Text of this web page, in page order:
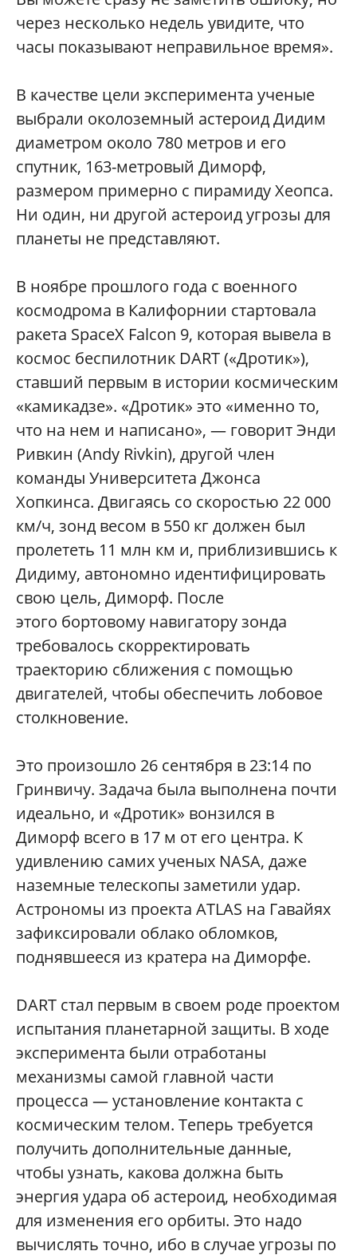
через несколько недель увидите, что
часы показывают неправильное время».
В качестве цели эксперимента ученые
выбрали околоземный астероид Дидим
диаметром около 780 метров и его
спутник, 163-метровый Диморф,
размером примерно с пирамиду Хеопса.
Ни один, ни другой астероид угрозы для
планеты не представляют.
В ноябре прошлого года с военного
космодрома в Калифорнии стартовала
ракета SpaceX Falcon 9, которая вывела в
космос беспилотник DART («Дротик»),
ставший первым в истории космическим
«камикадзе». «Дротик» это «именно то,
что на нем и написано», — говорит Энди
Ривкин (Andy Rivkin), другой член
команды Университета Джонса
Хопкинса. Двигаясь со скоростью 22 000
км/ч, зонд весом в 550 кг должен был
пролететь 11 млн км и, приблизившись к
Дидиму, автономно идентифицировать
свою цель, Диморф. После
этого бортовому навигатору зонда
требовалось скорректировать
траекторию сближения с помощью
двигателей, чтобы обеспечить лобовое
столкновение.
Это произошло 26 сентября в 23:14 по
Гринвичу. Задача была выполнена почти
идеально, и «Дротик» вонзился в
Диморф всего в 17 м от его центра. К
удивлению самих ученых NASA, даже
наземные телескопы заметили удар.
Астрономы из проекта ATLAS на Гавайях
зафиксировали облако обломков,
поднявшееся из кратера на Диморфе.
DART стал первым в своем роде проектом
испытания планетарной защиты. В ходе
эксперимента были отработаны
механизмы самой главной части
процесса — установление контакта с
космическим телом. Теперь требуется
получить дополнительные данные,
чтобы узнать, какова должна быть
энергия удара об астероид, необходимая
для изменения его орбиты. Это надо
вычислять точно, ибо в случае угрозы по